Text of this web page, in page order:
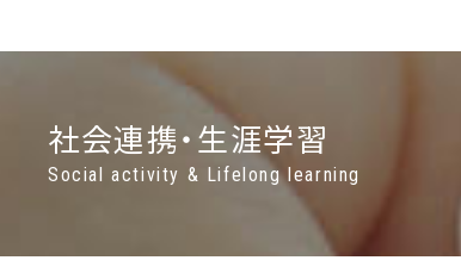
社会連携・生涯学習
Social activity & Lifelong learning